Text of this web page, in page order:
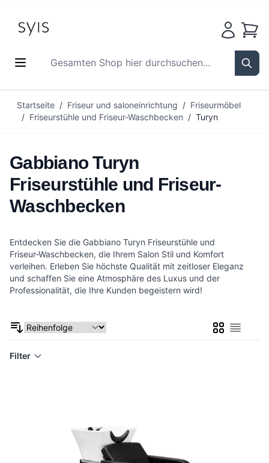
Gesamten Shop hier durchsuchen...
Startseite / Friseur und saloneinrichtung / Friseurmöbel
/ Friseurstühle und Friseur-Waschbecken / Turyn
Gabbiano Turyn
Friseurstühle und Friseur-
Waschbecken
Entdecken Sie die Gabbiano Turyn Friseurstühle und
Friseur-Waschbecken, die Ihrem Salon Stil und Komfort
verleihen. Erleben Sie höchste Qualität mit zeitloser Eleganz
und schaffen Sie eine Atmosphäre des Luxus und der
Professionalität, die Ihre Kunden begeistern wird!
ListeListe
Filter